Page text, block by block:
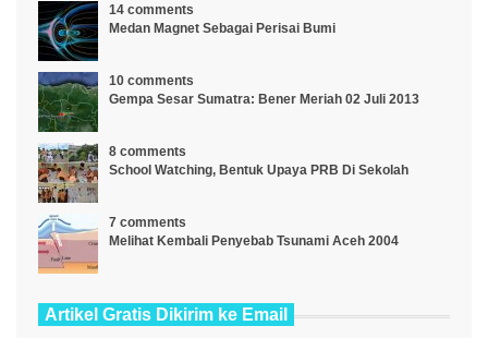
14 comments
Medan Magnet Sebagai Perisai Bumi
10 comments
Gempa Sesar Sumatra: Bener Meriah 02 Juli 2013
8 comments
School Watching, Bentuk Upaya PRB Di Sekolah
7 comments
Melihat Kembali Penyebab Tsunami Aceh 2004
Artikel Gratis Dikirim ke Email